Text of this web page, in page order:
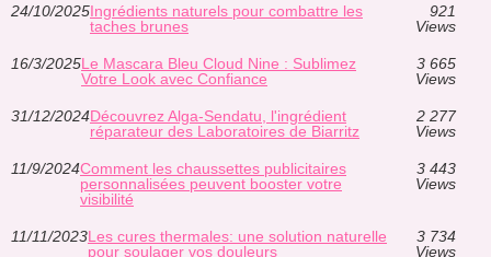
24/10/2025Ingrédients naturels pour combattre les
taches brunes
921
Views
16/3/2025Le Mascara Bleu Cloud Nine : Sublimez
Votre Look avec Confiance
3 665
Views
31/12/2024Découvrez Alga-Sendatu, l'ingrédient
réparateur des Laboratoires de Biarritz
2 277
Views
11/9/2024Comment les chaussettes publicitaires
personnalisées peuvent booster votre
visibilité
3 443
Views
11/11/2023Les cures thermales: une solution naturelle
pour soulager vos douleurs
3 734
Views